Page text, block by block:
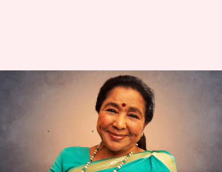
आशा भोसले बोलीं- आजकल
महिलाएं बच्चा पैदा करना बोझ
समझती हैं, मैंने तो अकेले 3 पाले
11:53 am